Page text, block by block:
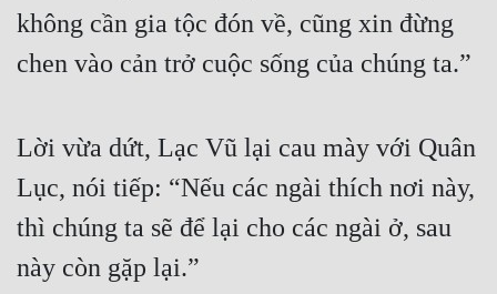
không cần gia tộc đón về, cũng xin đừng
chen vào cản trở cuộc sống của chúng ta.”
Lời vừa dứt, Lạc Vũ lại cau mày với Quân
Lục, nói tiếp: “Nếu các ngài thích nơi này,
thì chúng ta sẽ để lại cho các ngài ở, sau
này còn gặp lại.”